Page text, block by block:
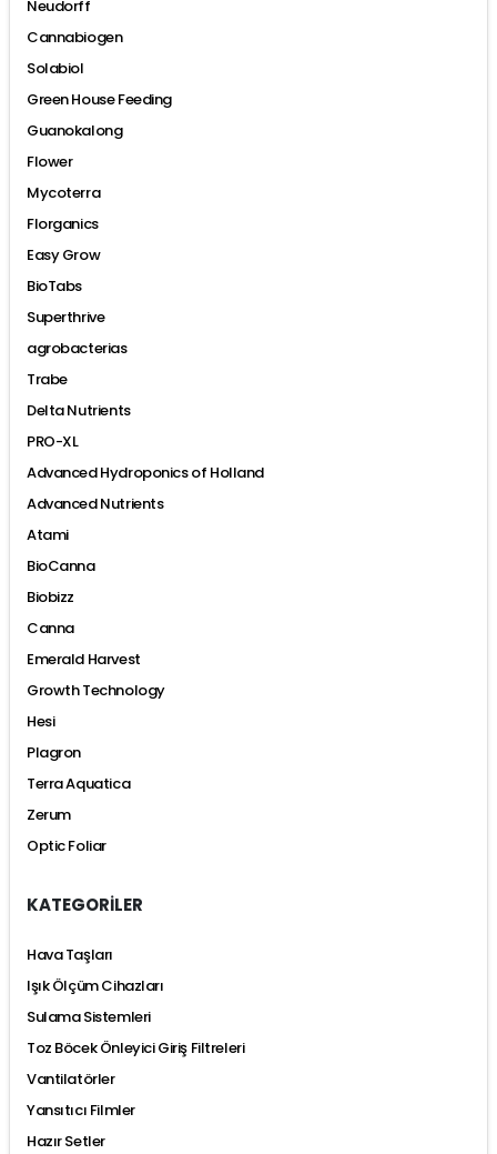
Neudorff
Cannabiogen
Solabiol
Green House Feeding
Guanokalong
Flower
Mycoterra
Florganics
Easy Grow
BioTabs
Superthrive
agrobacterias
Trabe
Delta Nutrients
PRO-XL
Advanced Hydroponics of Holland
Advanced Nutrients
Atami
BioCanna
Biobizz
Canna
Emerald Harvest
Growth Technology
Hesi
Plagron
Terra Aquatica
Zerum
Optic Foliar
KATEGORİLER
Hava Taşları
Işık Ölçüm Cihazları
Sulama Sistemleri
Toz Böcek Önleyici Giriş Filtreleri
Vantilatörler
Yansıtıcı Filmler
Hazır Setler